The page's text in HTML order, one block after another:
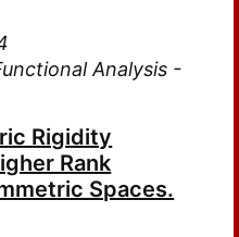
Analysis -
Rigidity
Rank
Spaces.